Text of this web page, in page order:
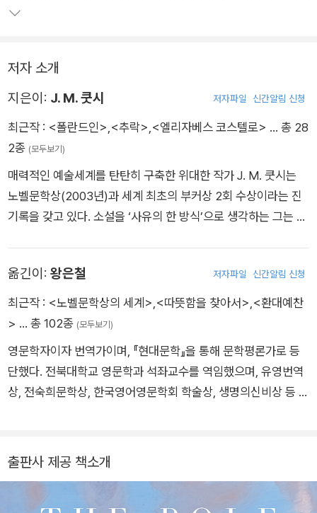
저자 소개
지은이: J. M. 쿳시 저자파일 신간알림 신청
최근작 : <폴란드인> <추락> <엘리자베스 코스텔로> … 총 28
2종 (모두보기)
매력적인 예술세계를 탄탄히 구축한 위대한 작가 J. M. 쿳시는
노벨문학상(2003년)과 세계 최초의 부커상 2회 수상이라는 진
기록을 갖고 있다. 소설을 ‘사유의 한 방식’으로 생각하는 그는 사
관한 자신의 사유를 흥미롭게 펼쳐놓았다. 단테와 베아트리체, 쇼
팽과 상드의 사랑 이야기가 바탕에 깔린 이 소설에서 주인공 베아
트리스와 비톨트는 스페인의 휴양섬 마요르카에서 거부할 수 없
야기가 전개된다. 저자는 영어의 패권주의에 저항하는 의미로 이
소설을 스페인어로 먼저 출간했다. 쿳시는 남아프리카공화국의
케이프타운에서 태어나 케이프타운대학에서 영문학과 수학을 전
문과 교수가 되었다. 이어 1972년부터 2001년까지 케이프타운
대 영문학과 교수로 재직했다. 그를 세계적 작가로 부상하게 만든
『야만인을 기다리며』, 1983년 첫 부커상을 안겨준 『마이클 K의
옮긴이: 왕은철 저자파일 신간알림 신청
최근작 : <노벨문학상의 세계> <따뜻함을 찾아서> <환대예찬
> … 총 102종 (모두보기)
영문학자이자 번역가이며, 『현대문학』을 통해 문학평론가로 등
단했다. 전북대학교 영문학과 석좌교수를 역임했으며, 유영번역
상, 전숙희문학상, 한국영어영문학회 학술상, 생명의신비상 등 번
잎들』 『거짓의 날들』 등 오십여 권의 책을 우리말로 옮겼다.
출판사 제공 책소개